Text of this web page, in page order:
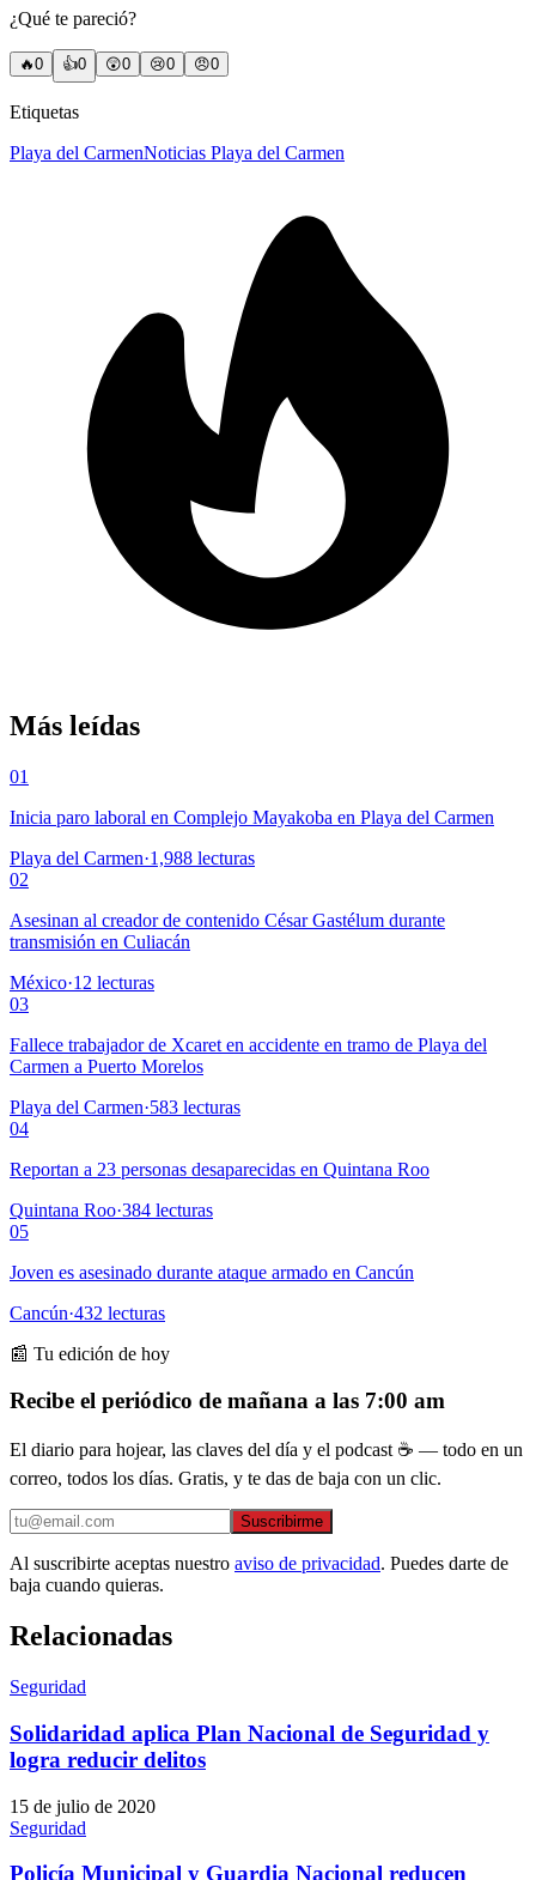
¿Qué te pareció?
🔥0 👍0 😲0 😢0 😠0
Etiquetas
Playa del CarmenNoticias Playa del Carmen
Más leídas
01
Inicia paro laboral en Complejo Mayakoba en Playa del Carmen
Playa del Carmen·1,988 lecturas
02
Asesinan al creador de contenido César Gastélum durante
transmisión en Culiacán
México·12 lecturas
03
Fallece trabajador de Xcaret en accidente en tramo de Playa del
Carmen a Puerto Morelos
Playa del Carmen·583 lecturas
04
Reportan a 23 personas desaparecidas en Quintana Roo
Quintana Roo·384 lecturas
05
Joven es asesinado durante ataque armado en Cancún
Cancún·432 lecturas
📰 Tu edición de hoy
Recibe el periódico de mañana a las 7:00 am
El diario para hojear, las claves del día y el podcast ☕ — todo en un
correo, todos los días. Gratis, y te das de baja con un clic.
Suscribirme
Al suscribirte aceptas nuestro aviso de privacidad. Puedes darte de
baja cuando quieras.
Relacionadas
Seguridad
Solidaridad aplica Plan Nacional de Seguridad y
logra reducir delitos
15 de julio de 2020
Seguridad
Policía Municipal y Guardia Nacional reducen